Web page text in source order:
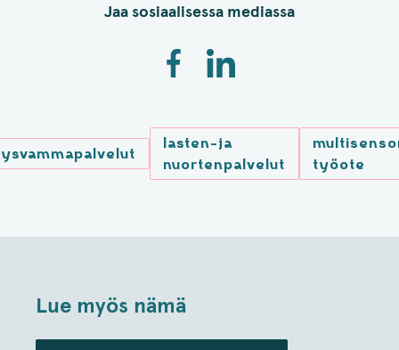
Jaa sosiaalisessa mediassa
lasten-ja
nuortenpalvelut
työote
Lue myös nämä